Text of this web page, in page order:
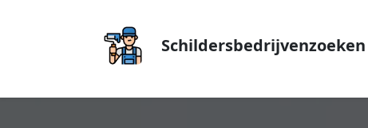
Schildersbedrijvenzoeken